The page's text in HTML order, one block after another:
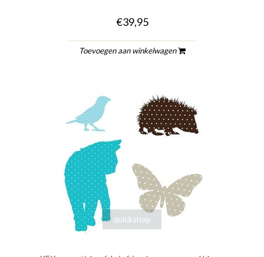
€39,95
Toevoegen aan winkelwagen
quickshop